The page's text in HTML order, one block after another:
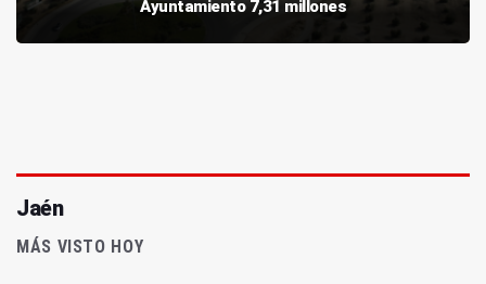
Ayuntamiento 7,31 millones
Jaén
MÁS VISTO HOY